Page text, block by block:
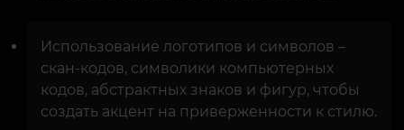
Использование логотипов и символов –
скан-кодов, символики компьютерных
кодов, абстрактных знаков и фигур, чтобы
создать акцент на приверженности к стилю.